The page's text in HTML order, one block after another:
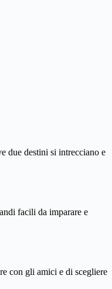
due destini si intrecciano e
facili da imparare e
con gli amici e di scegliere